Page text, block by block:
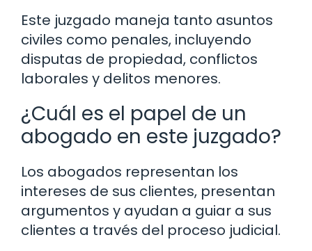
Este juzgado maneja tanto asuntos
civiles como penales, incluyendo
disputas de propiedad, conflictos
laborales y delitos menores.
¿Cuál es el papel de un
abogado en este juzgado?
Los abogados representan los
intereses de sus clientes, presentan
argumentos y ayudan a guiar a sus
clientes a través del proceso judicial.